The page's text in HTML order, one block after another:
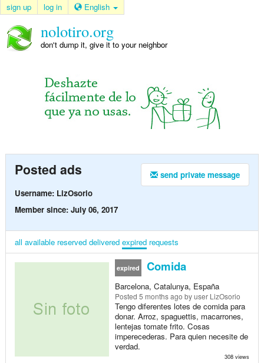
sign up log in English
nolotiro.org
don't dump it, give it to your neighbor
send private message
Posted ads
Username: LizOsorio
Member since: July 06, 2017
all available reserved delivered expired requests
expired Comida
Barcelona, Catalunya, España
Posted 5 months ago by user LizOsorio
Tengo diferentes lotes de comida para
donar. Arroz, spaguettis, macarrones,
lentejas tomate frito. Cosas
imperecederas. Para quien necesite de
verdad.
308 views